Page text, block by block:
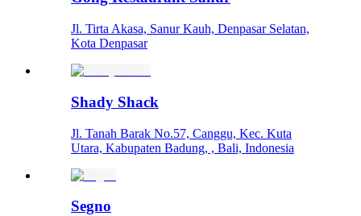
Jl. Tirta Akasa, Sanur Kauh, Denpasar Selatan,
Kota Denpasar
Shady Shack
Jl. Tanah Barak No.57, Canggu, Kec. Kuta
Utara, Kabupaten Badung, , Bali, Indonesia
Segno